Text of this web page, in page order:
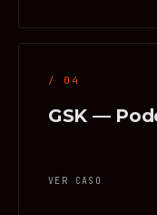
/ 04
GSK —
VER CASO